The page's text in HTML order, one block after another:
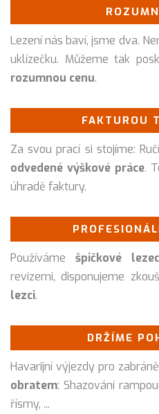
Lezení nás baví, jsme dva.
uklízečku. Můžeme tak
rozumnou cenu.
FAKTUROU
Za svou prací si stojíme:
odvedené výškové práce.
úhradě faktury.
Používáme špičkové
revizemi, disponujeme
lezci.
DRŽÍME
Havarijní výjezdy pro
obratem: Shazování
řísmy, ...